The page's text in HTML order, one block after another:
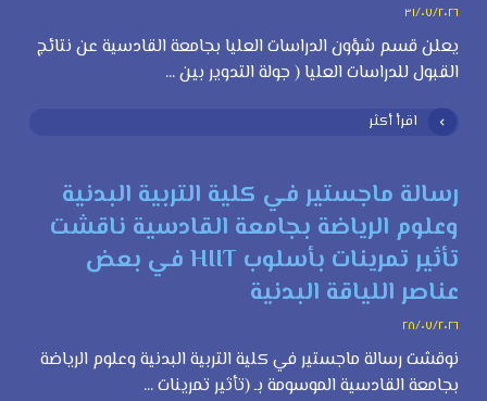
٣١/٠٧/٢٠٢٦
يعلن قسم شؤون الدراسات العليا بجامعة القادسية عن نتائج
القبول للدراسات العليا ( جولة التدوير بين ...
اقرأ أكثر
رسالة ماجستير في كلية التربية البدنية
وعلوم الرياضة بجامعة القادسية ناقشت
تأثير تمرينات بأسلوب HIIT في بعض
عناصر اللياقة البدنية
٢٨/٠٧/٢٠٢٦
نوقشت رسالة ماجستير في كلية التربية البدنية وعلوم الرياضة
بجامعة القادسية الموسومة بـ (تأثير تمرينات ...